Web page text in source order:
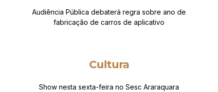
Audiência Pública debaterá regra sobre ano de
fabricação de carros de aplicativo
Cultura
Show nesta sexta-feira no Sesc Araraquara